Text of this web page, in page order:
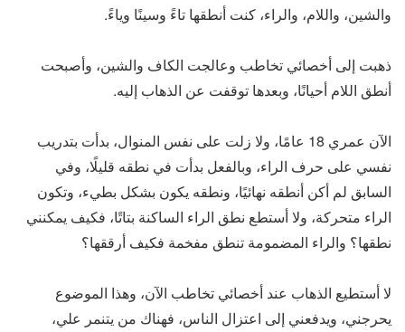
والشين، واللام، والراء، كنت أنطقها تاءً وسينًا وياءً.
ذهبت إلى أخصائي تخاطب وعالجت الكاف والشين، وأصبحت
أنطق اللام أحيانًا، وبعدها توقفت عن الذهاب إليه.
الآن عمري 18 عامًا، ولا زلت على نفس المنوال، بدأت بتدريب
نفسي على حرف الراء، وبالفعل بدأت في نطقه قليلًا، وفي
السابق لم أكن أنطقه نهائيًا، ونطقه يكون بشكل بطيء، وتكون
الراء متحركة، ولا أستطع نطق الراء الساكنة بتاتًا، فكيف يمكنني
نطقها؟ والراء المضمومة تنطق مفخمة فكيف أرققها؟
لا أستطيع الذهاب عند أخصائي تخاطب الآن، وهذا الموضوع
يحرجني، ويدفعني إلى اعتزال الناس، فهناك من يتنمر علي،